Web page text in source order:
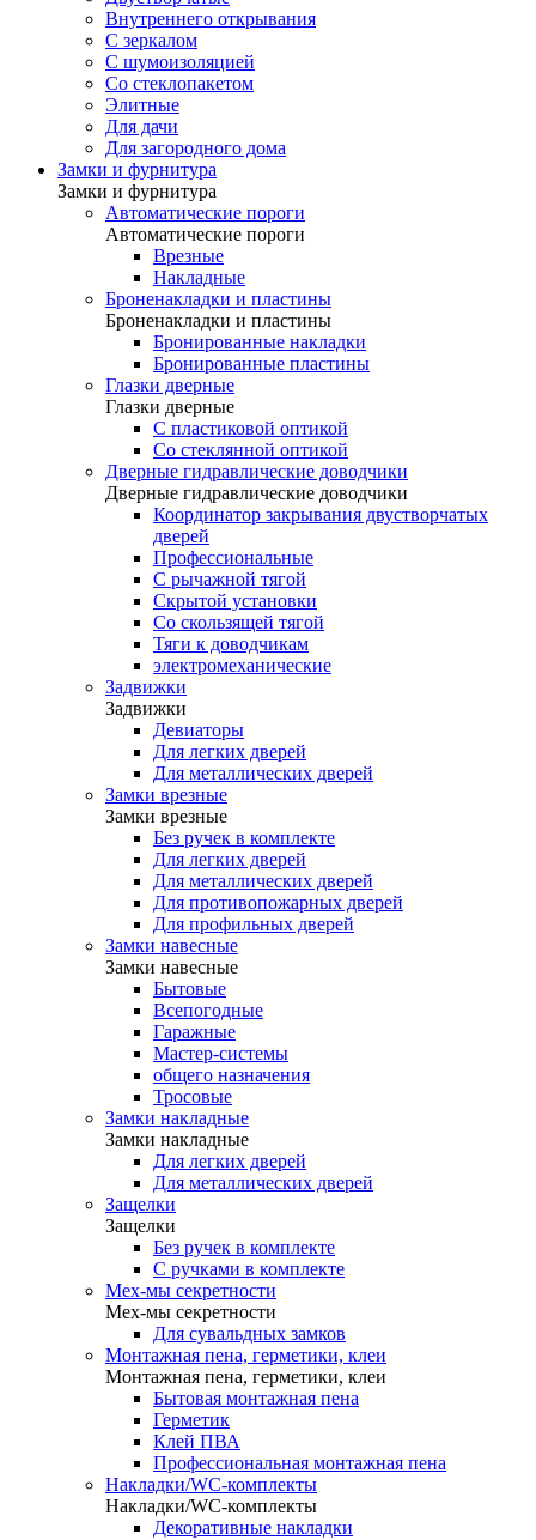
Внутреннего открывания
С зеркалом
С шумоизоляцией
Со стеклопакетом
Элитные
Для дачи
Для загородного дома
Замки и фурнитура
Замки и фурнитура
Автоматические пороги
Автоматические пороги
Врезные
Накладные
Броненакладки и пластины
Броненакладки и пластины
Бронированные накладки
Бронированные пластины
Глазки дверные
Глазки дверные
C пластиковой оптикой
Со стеклянной оптикой
Дверные гидравлические доводчики
Дверные гидравлические доводчики
Координатор закрывания двустворчатых
дверей
Профессиональные
С рычажной тягой
Скрытой установки
Со скользящей тягой
Тяги к доводчикам
электромеханические
Задвижки
Задвижки
Девиаторы
Для легких дверей
Для металлических дверей
Замки врезные
Замки врезные
Без ручек в комплекте
Для легких дверей
Для металлических дверей
Для противопожарных дверей
Для профильных дверей
Замки навесные
Замки навесные
Бытовые
Всепогодные
Гаражные
Мастер-системы
общего назначения
Тросовые
Замки накладные
Замки накладные
Для легких дверей
Для металлических дверей
Защелки
Защелки
Без ручек в комплекте
С ручками в комплекте
Мех-мы секретности
Мех-мы секретности
Для сувальдных замков
Монтажная пена, герметики, клеи
Монтажная пена, герметики, клеи
Бытовая монтажная пена
Герметик
Клей ПВА
Профессиональная монтажная пена
Накладки/WC-комплекты
Накладки/WC-комплекты
Декоративные накладки